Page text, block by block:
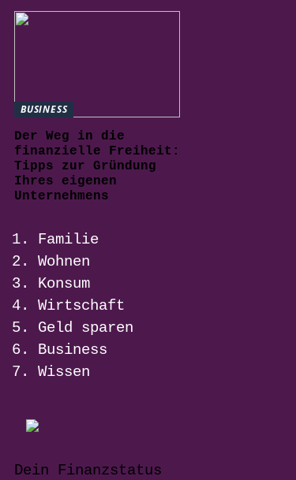
BUSINESS
Der Weg in die
finanzielle Freiheit:
Tipps zur Gründung
Ihres eigenen
Unternehmens
Familie
Wohnen
Konsum
Wirtschaft
Geld sparen
Business
Wissen
Dein Finanzstatus